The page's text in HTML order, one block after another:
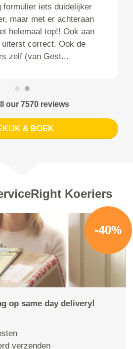
formulier iets duidelijker
maar met er achteraan
helemaal top!! Ook aan
uiterst correct. Ook de
zelf (van Gest...
our 7570 reviews
& BOEK
Koeriers
-40%
op same day delivery!
verzenden